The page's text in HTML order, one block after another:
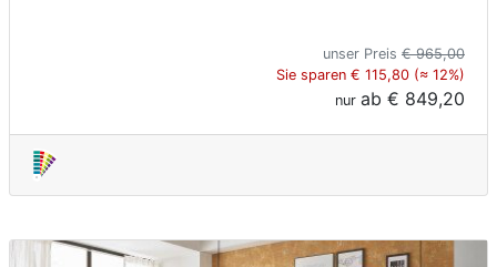
unser Preis € 965,00
Sie sparen € 115,80 (≈ 12%)
nur ab € 849,20